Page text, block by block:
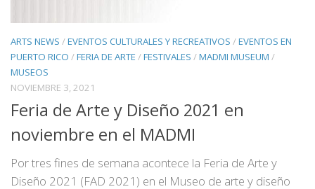
ARTS NEWS /EVENTOS CULTURALES Y RECREATIVOS /EVENTOS EN
PUERTO RICO /FERIA DE ARTE /FESTIVALES /MADMI MUSEUM /
MUSEOS
NOVIEMBRE 3, 2021
Feria de Arte y Diseño 2021 en
noviembre en el MADMI
Por tres fines de semana acontece la Feria de Arte y
Diseño 2021 (FAD 2021) en el Museo de arte y diseño